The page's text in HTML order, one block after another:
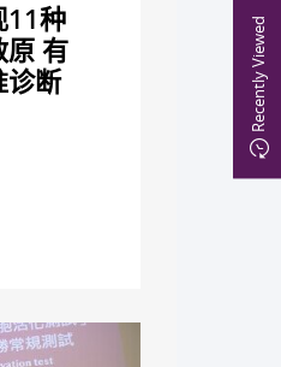
Recently Viewed
11种
原 有
诊断